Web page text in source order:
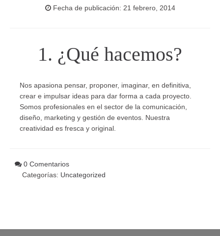
Fecha de publicación: 21 febrero, 2014
1. ¿Qué hacemos?
Nos apasiona pensar, proponer, imaginar, en definitiva,
crear e impulsar ideas para dar forma a cada proyecto.
Somos profesionales en el sector de la comunicación,
diseño, marketing y gestión de eventos. Nuestra
creatividad es fresca y original.
0 Comentarios
Categorías: Uncategorized